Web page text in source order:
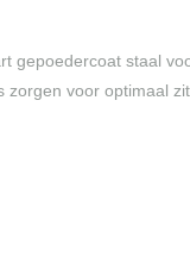
gepoedercoat staal
voor optimaal